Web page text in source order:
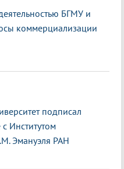
БГМУ и
коммерциализации
подписал
Институтом
Эмануэля РАН